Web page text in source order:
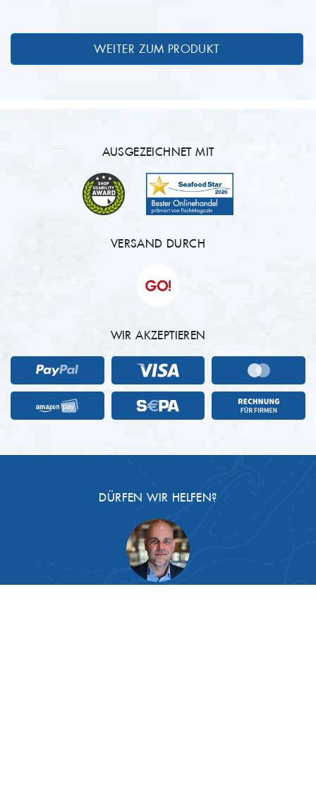
AUSGEZEICHNET MIT
VERSAND DURCH
WIR AKZEPTIEREN
DÜRFEN WIR HELFEN?